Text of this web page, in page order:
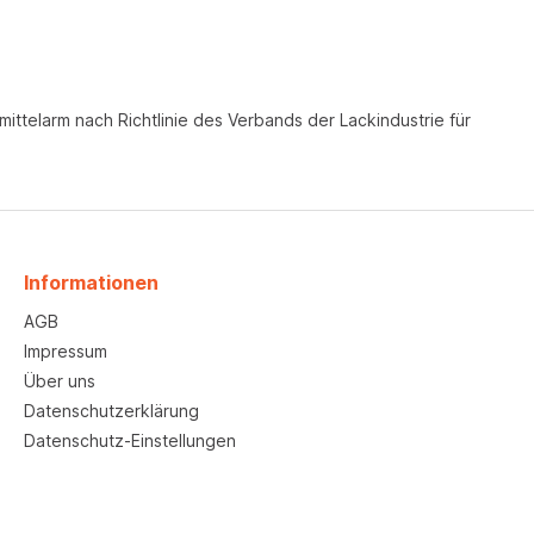
nach Richtlinie des Verbands der Lackindustrie für
Informationen
AGB
Impressum
Über uns
Datenschutzerklärung
Datenschutz-Einstellungen